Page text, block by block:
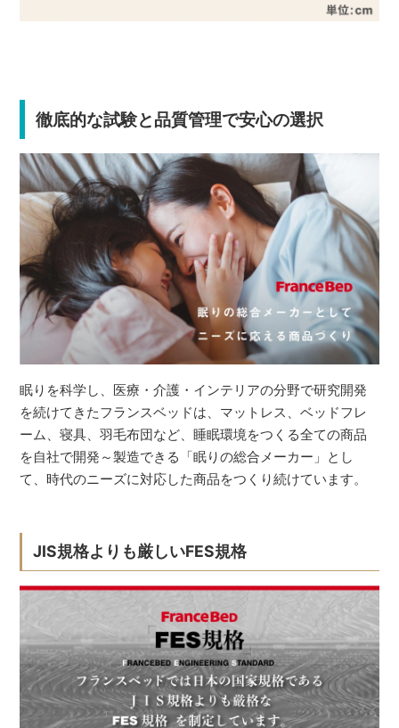
徹底的な試験と品質管理で安心の選択
眠りを科学し、医療・介護・インテリアの分野で研究開発
を続けてきたフランスベッドは、マットレス、ベッドフレ
ーム、寝具、羽毛布団など、睡眠環境をつくる全ての商品
を自社で開発～製造できる「眠りの総合メーカー」とし
て、時代のニーズに対応した商品をつくり続けています。
JIS規格よりも厳しいFES規格